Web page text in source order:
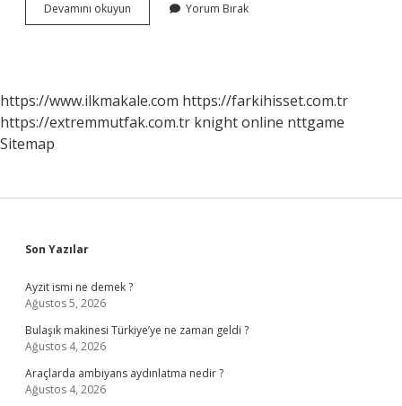
Devamını okuyun
Dini
Yorum Bırak
https://www.ilkmakale.com https://farkihisset.com.tr
https://extremmutfak.com.tr knight online nttgame
Sitemap
Sidebar
Son Yazılar
Ayzit ismi ne demek ?
Ağustos 5, 2026
Bulaşık makinesi Türkiye’ye ne zaman geldi ?
Ağustos 4, 2026
Araçlarda ambiyans aydınlatma nedir ?
Ağustos 4, 2026